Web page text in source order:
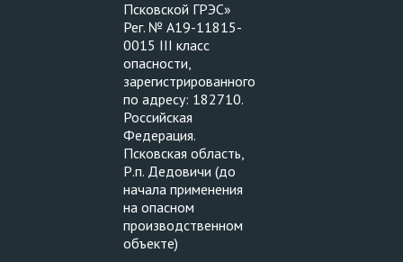
Псковской ГРЭС»
Рег. № А19-11815-
0015 III класс
опасности,
зарегистрированного
по адресу: 182710.
Российская
Федерация.
Псковская область,
Р.п. Дедовичи (до
начала применения
на опасном
производственном
объекте)